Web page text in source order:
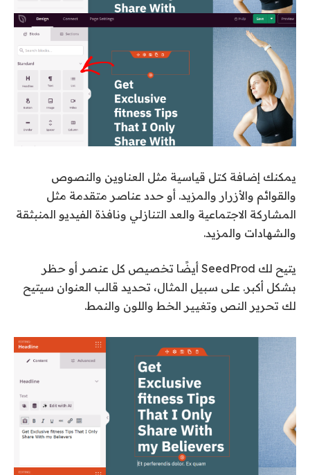
يمكنك إضافة كتل قياسية مثل العناوين والنصوص
والقوائم والأزرار والمزيد. أو حدد عناصر متقدمة مثل
المشاركة الاجتماعية والعد التنازلي ونافذة الفيديو المنبثقة
والشهادات والمزيد.
يتيح لك SeedProd أيضًا تخصيص كل عنصر أو حظر
بشكل أكبر. على سبيل المثال، تحديد قالب العنوان سيتيح
لك تحرير النص وتغيير الخط واللون والنمط.